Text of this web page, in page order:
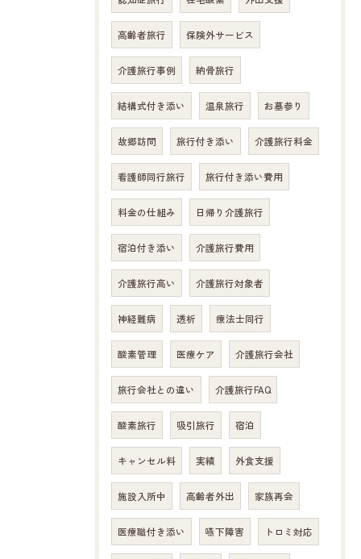
高齢者旅行 保険外サービス
介護旅行事例 納骨旅行
結構式付き添い 温泉旅行 お墓参り
故郷訪問 旅行付き添い 介護旅行料金
看護師同行旅行 旅行付き添い費用
料金の仕組み 日帰り介護旅行
宿泊付き添い 介護旅行費用
介護旅行高い 介護旅行対象者
神経難病 透析 療法士同行
酸素管理 医療ケア 介護旅行会社
旅行会社との違い 介護旅行FAQ
酸素旅行 吸引旅行 宿泊
キャンセル料 実績 外食支援
施設入所中 高齢者外出 家族再会
医療職付き添い 嚥下障害 トロミ対応